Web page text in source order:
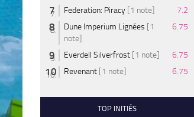
Federation: Piracy [1 note]
7.2
Dune Imperium Lignées [1
note]
6.75
Everdell Silverfrost [1 note]
6.75
Revenant [1 note] 6.75
TOP INITIÉS